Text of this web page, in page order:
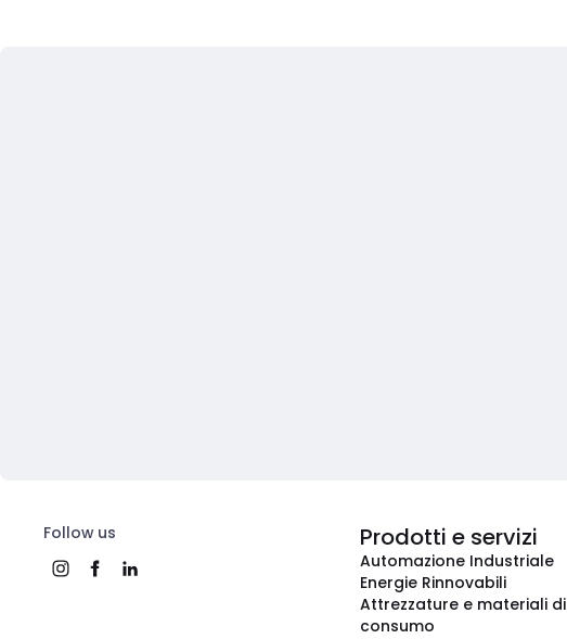
Follow us Prodotti e servizi
Automazione Industriale
Energie Rinnovabili
Attrezzature e materiali di
consumo